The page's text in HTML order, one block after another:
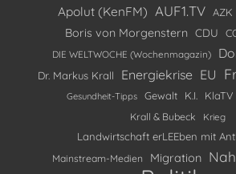
Apolut (KenFM) AUF1.TV AZK
Boris von Morgenstern CDU
DIE WELTWOCHE (Wochenmagazin)
Dr. Markus Krall Energiekrise EU
Gesundheit-Tipps Gewalt K.I. KlaTV
Krall & Bubeck Krieg
Landwirtschaft erLEEben mit
Mainstream-Medien Migration